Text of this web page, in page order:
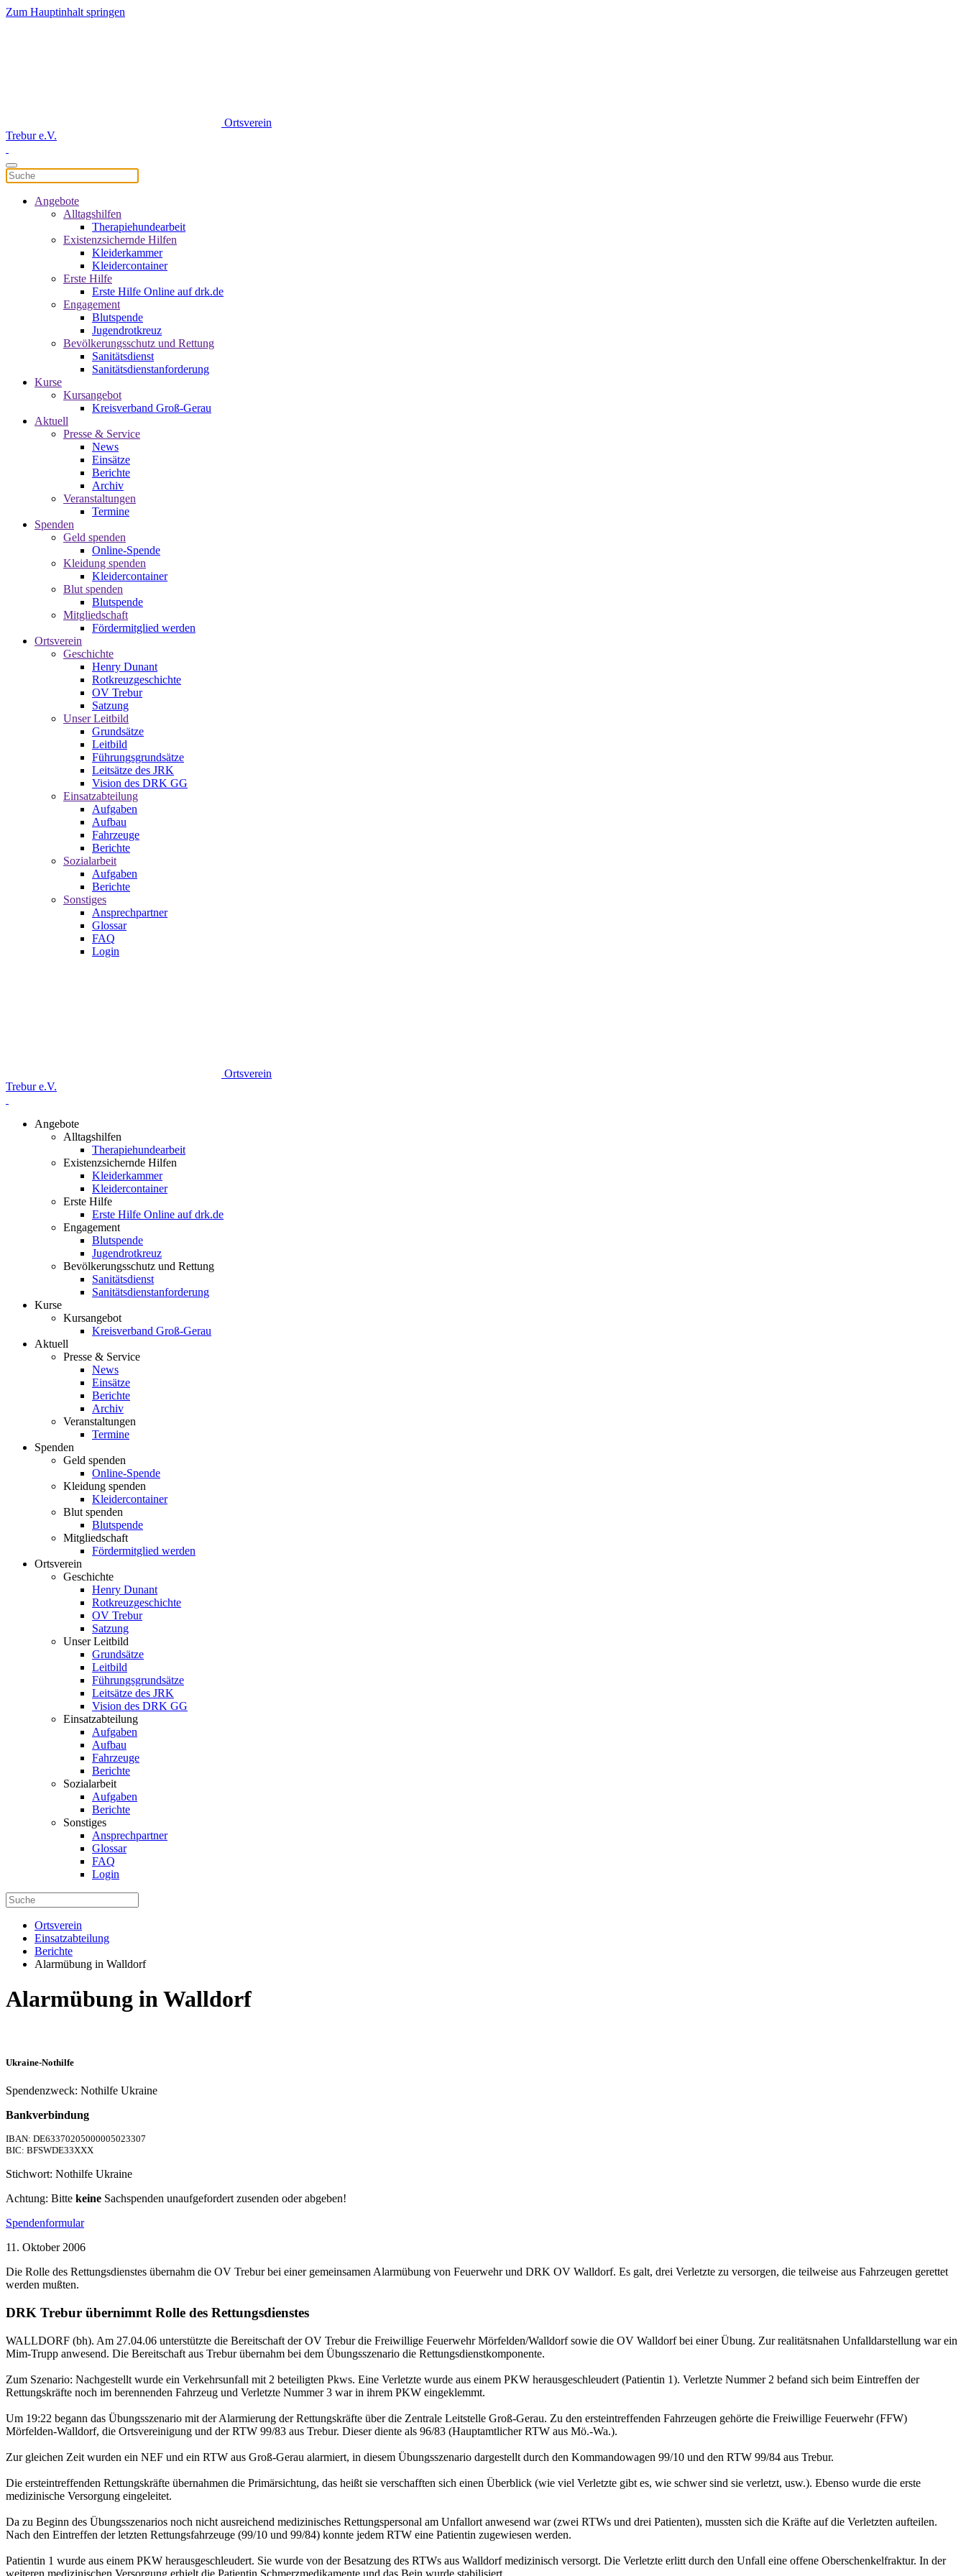
Zum Hauptinhalt springen
Ortsverein
Trebur e.V.
Angebote
Alltagshilfen
Therapiehundearbeit
Existenzsichernde Hilfen
Kleiderkammer
Kleidercontainer
Erste Hilfe
Erste Hilfe Online auf drk.de
Engagement
Blutspende
Jugendrotkreuz
Bevölkerungsschutz und Rettung
Sanitätsdienst
Sanitätsdienstanforderung
Kurse
Kursangebot
Kreisverband Groß-Gerau
Aktuell
Presse & Service
News
Einsätze
Berichte
Archiv
Veranstaltungen
Termine
Spenden
Geld spenden
Online-Spende
Kleidung spenden
Kleidercontainer
Blut spenden
Blutspende
Mitgliedschaft
Fördermitglied werden
Ortsverein
Geschichte
Henry Dunant
Rotkreuzgeschichte
OV Trebur
Satzung
Unser Leitbild
Grundsätze
Leitbild
Führungsgrundsätze
Leitsätze des JRK
Vision des DRK GG
Einsatzabteilung
Aufgaben
Aufbau
Fahrzeuge
Berichte
Sozialarbeit
Aufgaben
Berichte
Sonstiges
Ansprechpartner
Glossar
FAQ
Login
Ortsverein
Trebur e.V.
Angebote
Alltagshilfen
Therapiehundearbeit
Existenzsichernde Hilfen
Kleiderkammer
Kleidercontainer
Erste Hilfe
Erste Hilfe Online auf drk.de
Engagement
Blutspende
Jugendrotkreuz
Bevölkerungsschutz und Rettung
Sanitätsdienst
Sanitätsdienstanforderung
Kurse
Kursangebot
Kreisverband Groß-Gerau
Aktuell
Presse & Service
News
Einsätze
Berichte
Archiv
Veranstaltungen
Termine
Spenden
Geld spenden
Online-Spende
Kleidung spenden
Kleidercontainer
Blut spenden
Blutspende
Mitgliedschaft
Fördermitglied werden
Ortsverein
Geschichte
Henry Dunant
Rotkreuzgeschichte
OV Trebur
Satzung
Unser Leitbild
Grundsätze
Leitbild
Führungsgrundsätze
Leitsätze des JRK
Vision des DRK GG
Einsatzabteilung
Aufgaben
Aufbau
Fahrzeuge
Berichte
Sozialarbeit
Aufgaben
Berichte
Sonstiges
Ansprechpartner
Glossar
FAQ
Login
Ortsverein
Einsatzabteilung
Berichte
Alarmübung in Walldorf
Alarmübung in Walldorf
Ukraine-Nothilfe
Spendenzweck: Nothilfe Ukraine
Bankverbindung
IBAN: DE63370205000005023307
BIC: BFSWDE33XXX
Stichwort: Nothilfe Ukraine
Achtung: Bitte keine Sachspenden unaufgefordert zusenden oder abgeben!
Spendenformular
11. Oktober 2006
Die Rolle des Rettungsdienstes übernahm die OV Trebur bei einer gemeinsamen Alarmübung von Feuerwehr und DRK OV Walldorf. Es galt, drei Verletzte zu versorgen, die teilweise aus Fahrzeugen gerettet
werden mußten.
DRK Trebur übernimmt Rolle des Rettungsdienstes
WALLDORF (bh). Am 27.04.06 unterstützte die Bereitschaft der OV Trebur die Freiwillige Feuerwehr Mörfelden/Walldorf sowie die OV Walldorf bei einer Übung. Zur realitätsnahen Unfalldarstellung war ein
Mim-Trupp anwesend. Die Bereitschaft aus Trebur übernahm bei dem Übungsszenario die Rettungsdienstkomponente.
Zum Szenario: Nachgestellt wurde ein Verkehrsunfall mit 2 beteiligten Pkws. Eine Verletzte wurde aus einem PKW herausgeschleudert (Patientin 1). Verletzte Nummer 2 befand sich beim Eintreffen der
Rettungskräfte noch im berennenden Fahrzeug und Verletzte Nummer 3 war in ihrem PKW eingeklemmt.
Um 19:22 begann das Übungsszenario mit der Alarmierung der Rettungskräfte über die Zentrale Leitstelle Groß-Gerau. Zu den ersteintreffenden Fahrzeugen gehörte die Freiwillige Feuerwehr (FFW)
Mörfelden-Walldorf, die Ortsvereinigung und der RTW 99/83 aus Trebur. Dieser diente als 96/83 (Hauptamtlicher RTW aus Mö.-Wa.).
Zur gleichen Zeit wurden ein NEF und ein RTW aus Groß-Gerau alarmiert, in diesem Übungsszenario dargestellt durch den Kommandowagen 99/10 und den RTW 99/84 aus Trebur.
Die ersteintreffenden Rettungskräfte übernahmen die Primärsichtung, das heißt sie verschafften sich einen Überblick (wie viel Verletzte gibt es, wie schwer sind sie verletzt, usw.). Ebenso wurde die erste
medizinische Versorgung eingeleitet.
Da zu Beginn des Übungsszenarios noch nicht ausreichend medizinisches Rettungspersonal am Unfallort anwesend war (zwei RTWs und drei Patienten), mussten sich die Kräfte auf die Verletzten aufteilen.
Nach den Eintreffen der letzten Rettungsfahrzeuge (99/10 und 99/84) konnte jedem RTW eine Patientin zugewiesen werden.
Patientin 1 wurde aus einem PKW herausgeschleudert. Sie wurde von der Besatzung des RTWs aus Walldorf medizinisch versorgt. Die Verletzte erlitt durch den Unfall eine offene Oberschenkelfraktur. In der
weiteren medizinischen Versorgung erhielt die Patientin Schmerzmedikamente und das Bein wurde stabilisiert.